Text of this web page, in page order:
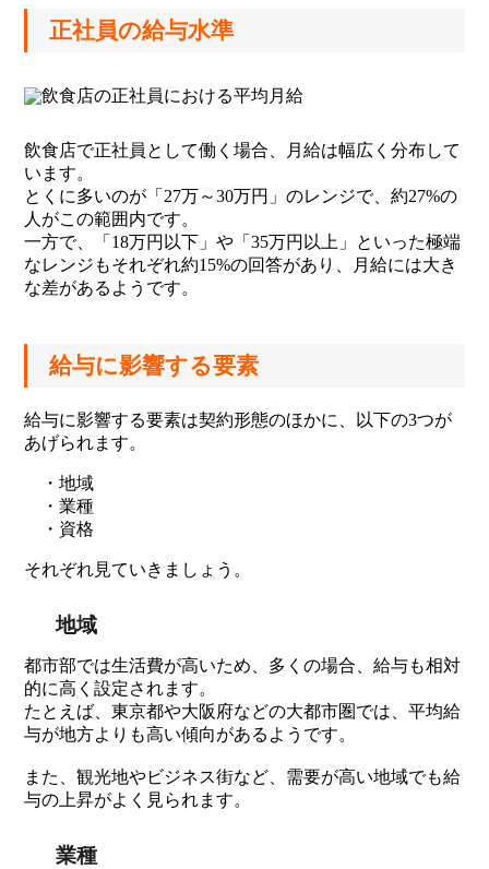
正社員の給与水準
飲食店で正社員として働く場合、月給は幅広く分布して
います。
とくに多いのが「27万～30万円」のレンジで、約27%の
人がこの範囲内です。
一方で、「18万円以下」や「35万円以上」といった極端
なレンジもそれぞれ約15%の回答があり、月給には大き
な差があるようです。
給与に影響する要素
給与に影響する要素は契約形態のほかに、以下の3つが
あげられます。
・地域
・業種
・資格
それぞれ見ていきましょう。
地域
都市部では生活費が高いため、多くの場合、給与も相対
的に高く設定されます。
たとえば、東京都や大阪府などの大都市圏では、平均給
与が地方よりも高い傾向があるようです。
また、観光地やビジネス街など、需要が高い地域でも給
与の上昇がよく見られます。
業種